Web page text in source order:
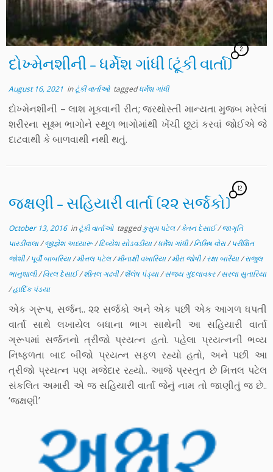
દોખ્મેનશીની – ધર્મેશ ગાંધી (ટૂંકી વાર્તા)
2
August 16, 2021 inટૂંકી વાર્તાઓ taggedધર્મેશ ગાંધી
દોખ્મેનશીની – લાશ મૂકવાની રીત; જરથોસ્તી માન્યતા મુજબ મરેલાં
શરીરના સૂક્ષ્મ ભાગોને સ્થૂળ ભાગોમાંથી ખેંચી છૂટાં કરવાં જોઈએ જે
દાટવાથી કે બાળવાથી નથી થતું.
જક્ષણી – સહિયારી વાર્તા (૨૨ સર્જકો)
12
October 13, 2016inટૂંકી વાર્તાઓ taggedકુસુમ પટેલ/કેતન દેસાઈ/જાગૃતિ
પારડીવાલા/જીજ્ઞેશ અધ્યારૂ/દિવ્યેશ સોડવડીયા/ધર્મેશ ગાંધી/નિમિષ વોરા/પરીક્ષિત
જોશી/પૂર્વી બાબરિયા/મીત્તલ પટેલ/મીનાક્ષી વખારિયા/મીરા જોષી/રક્ષા બારૈયા/રાજુલ
ભાનુશાલી/વિરલ દેસાઈ/શીતલ ગઢવી/શૈલેષ પંડ્યા/સંજય ગુંદલાવકર/સરલા સુતારિયા
/હાર્દિક પંડયા
એક ગ્રૂપ, સર્જન.. ૨૨ સર્જકો અને એક પછી એક આગળ ધપતી
વાર્તા સાથે લખાયેલ બધાના ભાગ સાથેની આ સહિયારી વાર્તા
ગ્રૂપમાં સર્જનનો ત્રીજો પ્રયત્ન હતો. પહેલા પ્રયત્નની ભવ્ય
નિષ્ફળતા બાદ બીજો પ્રયત્ન સફળ રહ્યો હતો, અને પછી આ
ત્રીજો પ્રયત્ન પણ મજેદાર રહ્યો.. આજે પ્રસ્તુત છે મિત્તલ પટેલ
સંકલિત અમારી એ જ સહિયારી વાર્તા જેનું નામ તો જાણીતું જ છે..
‘જક્ષણી’